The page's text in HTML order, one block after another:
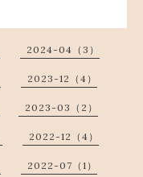
2024-04（3）
2023-12（4）
2023-03（2）
2022-12（4）
2022-07（1）